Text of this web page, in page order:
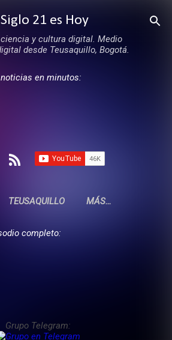
contenido principal
21 es Hoy
y cultura digital. Medio
desde Teusaquillo, Bogotá.
en minutos:
TEUSAQUILLO MÁS…
completo:
Grupo Telegram: